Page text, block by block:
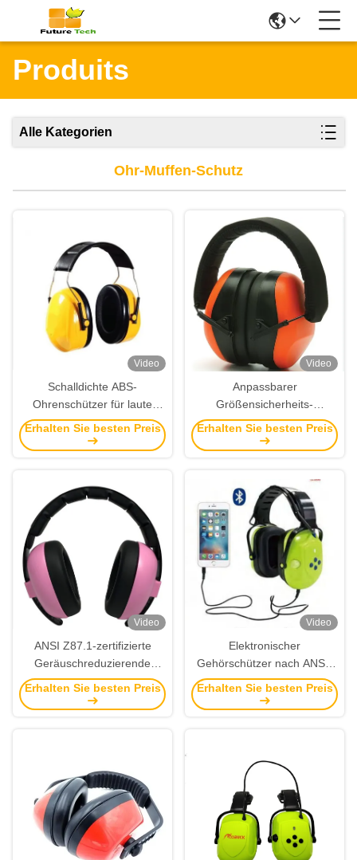
Produits
Alle Kategorien
Ohr-Muffen-Schutz
Video
Schalldichte ABS-
Ohrenschützer für laute
Umgebungen am
Arbeitsplatz. Gehörschutz-
Erhalten Sie besten Preis
Video
Anpassbarer
Größensicherheits-
Ohrenschutz mit
Schallschutz erfüllt die ANSI-
Erhalten Sie besten Preis
Video
ANSI Z87.1-zertifizierte
Geräuschreduzierende
Ohrenschutzscheibe mit
ABS-Material für die
Erhalten Sie besten Preis
Video
Elektronischer
Gehörschützer nach ANSI-
Spezifikation mit
Geräuschreduzierung und
Erhalten Sie besten Preis